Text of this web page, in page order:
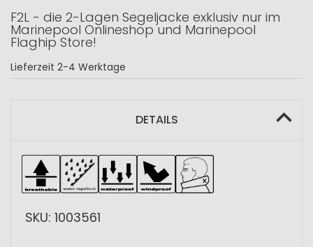
F2L - die 2-Lagen Segeljacke exklusiv nur im
Marinepool Onlineshop und Marinepool
Flaghip Store!
Lieferzeit 2-4 Werktage
DETAILS
SKU: 1003561